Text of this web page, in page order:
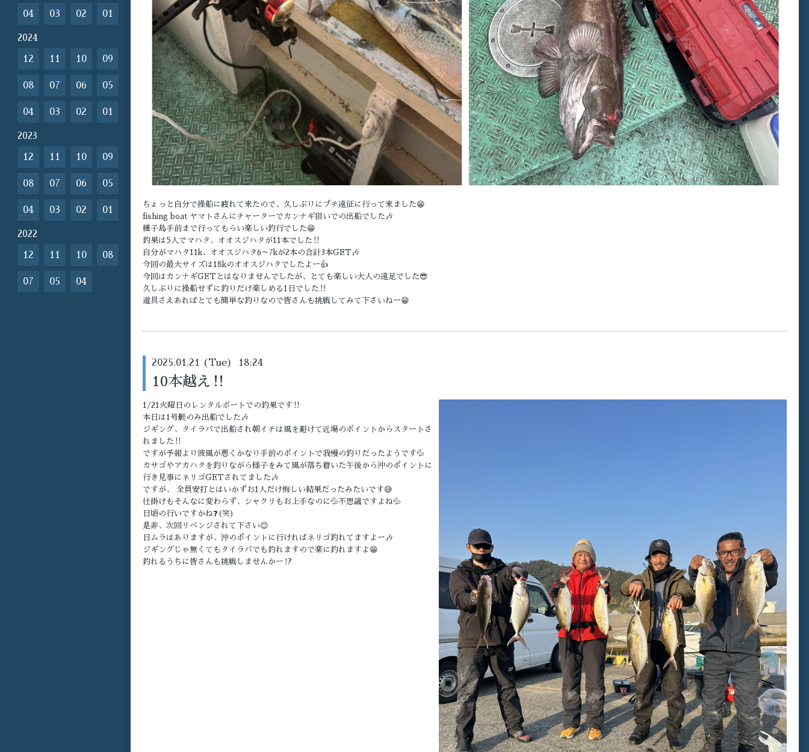
ちょっと自分で操船に疲れて来たので、久しぶりにプチ遠征に行って来ました😁
fishing boat ヤマトさんにチャーターでカンナギ狙いでの出船でした🎶
種子島手前まで行ってもらい楽しい釣行でした😁
釣果は5人でマハタ、オオスジハタが11本でした‼️
自分がマハタ11k、オオスジハタ6～7kが2本の合計3本GET🎶
今回の最大サイズは18kのオオスジハタでしたよー👍
今回はカンナギGETとはなりませんでしたが、とても楽しい大人の遠足でした😎
久しぶりに操船せずに釣りだけ楽しめる1日でした‼️
道具さえあればとても簡単な釣りなので皆さんも挑戦してみて下さいねー😁
2025.01.21 (Tue) 18:24
10本越え‼️
1/21火曜日のレンタルボートでの釣果です‼️
本日は1号艇のみ出船でした🎶
ジギング、タイラバで出船され朝イチは風を避けて近場のポイントからスタートさ
れました‼️
ですが予報より波風が悪くかなり手前のポイントで我慢の釣りだったようです💦
カサゴやアカハタを釣りながら様子をみて風が落ち着いた午後から沖のポイントに
行き見事にネリゴGETされてました🎶
ですが、 全員安打とはいかずお1人だけ悔しい結果だったみたいです😅
仕掛けもそんなに変わらず、シャクリもお上手なのに💦不思議ですよね💦
日頃の行いですかね❓(笑)
是非、次回リベンジされて下さい😊
日ムラはありますが、沖のポイントに行ければネリゴ釣れてますよー🎶
ジギングじゃ無くてもタイラバでも釣れますので楽に釣れますよ😁
釣れるうちに皆さんも挑戦しませんかー⁉️
04 03 02 01
2024
12 11 10 09
08 07 06 05
04 03 02 01
2023
12 11 10 09
08 07 06 05
04 03 02 01
2022
12 11 10 08
07 05 04